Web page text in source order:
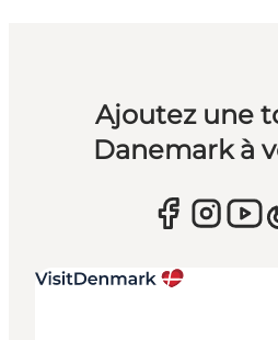
Ajoutez une
Danemark à